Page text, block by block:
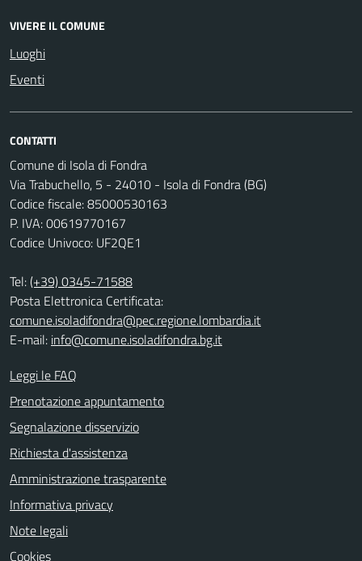
VIVERE IL COMUNE
Luoghi
Eventi
CONTATTI
Comune di Isola di Fondra
Via Trabuchello, 5 - 24010 - Isola di Fondra (BG)
Codice fiscale: 85000530163
P. IVA: 00619770167
Codice Univoco: UF2QE1
Tel:(+39) 0345-71588
Posta Elettronica Certificata:
comune.isoladifondra@pec.regione.lombardia.it
E-mail: info@comune.isoladifondra.bg.it
Leggi le FAQ
Prenotazione appuntamento
Segnalazione disservizio
Richiesta d'assistenza
Amministrazione trasparente
Informativa privacy
Note legali
Cookies